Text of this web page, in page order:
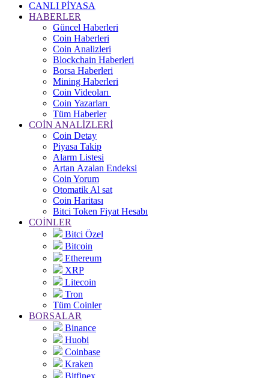
CANLI PİYASA
HABERLER
Güncel Haberleri
Coin Haberleri
Coin Analizleri
Blockchain Haberleri
Borsa Haberleri
Mining Haberleri
Coin Videoları
Coin Yazarları
Tüm Haberler
COİN ANALİZLERİ
Coin Detay
Piyasa Takip
Alarm Listesi
Artan Azalan Endeksi
Coin Yorum
Otomatik Al sat
Coin Haritası
Bitci Token Fiyat Hesabı
COİNLER
Bitci Özel
Bitcoin
Ethereum
XRP
Litecoin
Tron
Tüm Coinler
BORSALAR
Binance
Huobi
Coinbase
Kraken